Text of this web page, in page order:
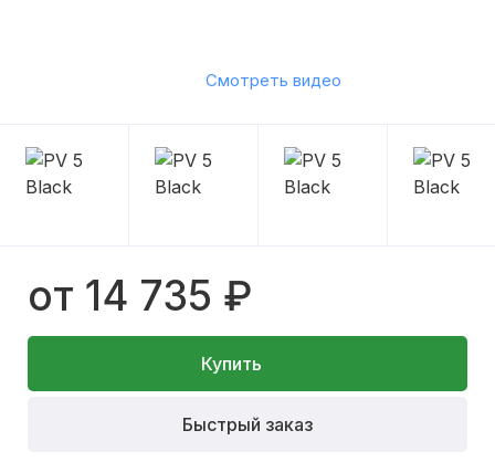
Смотреть видео
от 14 735 ₽
Купить
Быстрый заказ